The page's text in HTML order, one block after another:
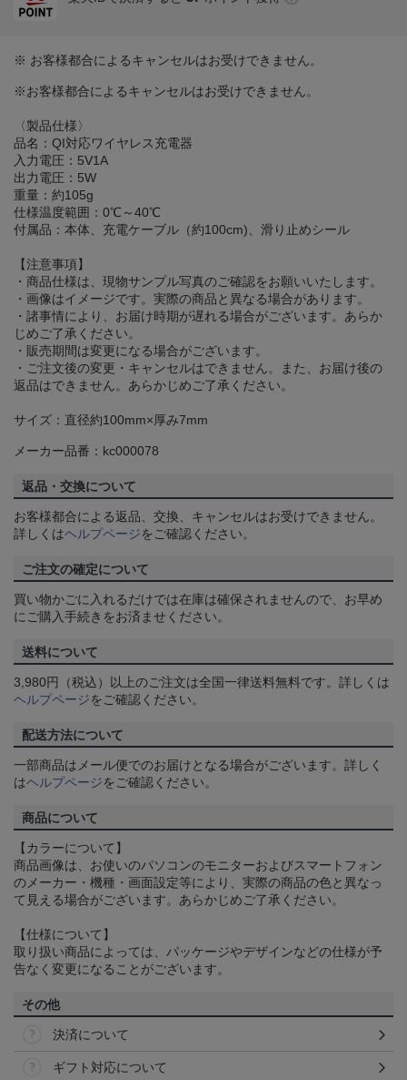
※ お客様都合によるキャンセルはお受けできません。
※お客様都合によるキャンセルはお受けできません。
〈製品仕様〉
品名：QI対応ワイヤレス充電器
入力電圧：5V1A
出力電圧：5W
重量：約105g
仕様温度範囲：0℃～40℃
付属品：本体、充電ケーブル（約100cm)、滑り止めシール
【注意事項】
・商品仕様は、現物サンプル写真のご確認をお願いいたします。
・画像はイメージです。実際の商品と異なる場合があります。
・諸事情により、お届け時期が遅れる場合がございます。あらか
じめご了承ください。
・販売期間は変更になる場合がございます。
・ご注文後の変更・キャンセルはできません。また、お届け後の
返品はできません。あらかじめご了承ください。
サイズ：直径約100mm×厚み7mm
メーカー品番：kc000078
返品・交換について
お客様都合による返品、交換、キャンセルはお受けできません。
詳しくはヘルプページをご確認ください。
ご注文の確定について
買い物かごに入れるだけでは在庫は確保されませんので、お早め
にご購入手続きをお済ませください。
送料について
3,980円（税込）以上のご注文は全国一律送料無料です。詳しくは
ヘルプページをご確認ください。
配送方法について
一部商品はメール便でのお届けとなる場合がございます。詳しく
はヘルプページをご確認ください。
商品について
【カラーについて】
商品画像は、お使いのパソコンのモニターおよびスマートフォン
のメーカー・機種・画面設定等により、実際の商品の色と異なっ
て見える場合がございます。あらかじめご了承ください。
【仕様について】
取り扱い商品によっては、パッケージやデザインなどの仕様が予
告なく変更になることがございます。
その他
決済について
ギフト対応について